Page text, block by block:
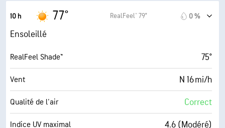
Humidité
Point de rosée 66° F
AccuLumen Brightness Index™ 10 (Très forte)
Couverture nuageuse 0 %
Visibilité 10 mi
10 h 77° RealFeel® 79° 0 %
Ensoleillé
RealFeel Shade™ 75°
Vent N 16 mi/h
Qualité de l'air Correct
Indice UV maximal 4.6 (Modéré)